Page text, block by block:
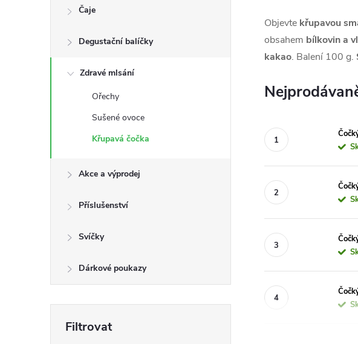
r
e
Čaje
Degustační balíčky
Zdravé mlsání
Ořechy
Sušené ovoce
Křupavá čočka
Akce a výprodej
Příslušenství
Svíčky
Dárkové poukazy
Objevte křupavou
obsahem bílkovin a
kakao. Balení 100 g.